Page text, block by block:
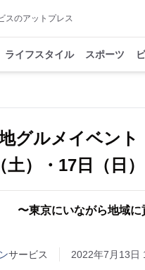
スのアットプレス
ライフスタイル スポーツ
グルメイベント
（土）・17日（日
〜東京にいながら地域
サービス 2022年7月13日